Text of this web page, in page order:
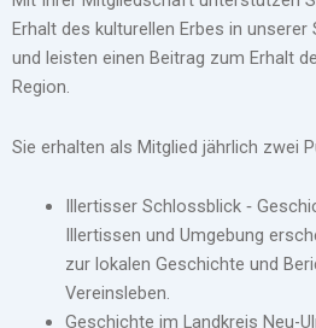
Erhalt des kulturellen Erbes in unserer
und leisten einen Beitrag zum Erhalt
Region.
Sie erhalten als Mitglied jährlich zwei
Illertisser Schlossblick ‐
Illertissen und Umgebung
zur lokalen Geschichte und
Vereinsleben.
Geschichte im Landkreis Neu-